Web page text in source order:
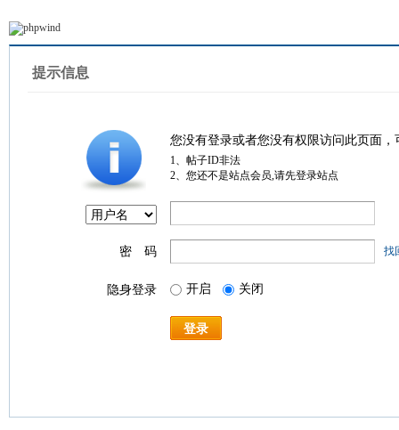
提示信息
您没有登录或者您没有权限访问此页面
1、帖子ID非法
2、您还不是站点会员,请先登录站点
密 码 找
隐身登录 开启 关闭
登录